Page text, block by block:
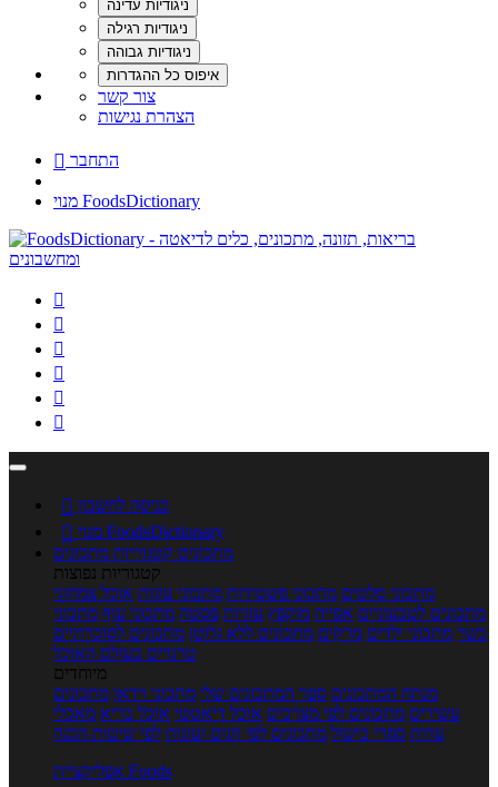
צור קשר
הצהרת נגישות
 התחבר
מנוי FoodsDictionary






 כניסה לחשבון

מנוי FoodsDictionary
מתכונים קטגוריות מתכונים
קטגוריות נפוצות
מתכוני סלטים מתכוני פשטידות מתכוני עוגות אוכל צמחוני
מתכונים לטבעוניים אפייה מוקפץ עוגיות פסטה מתכוני עוף מתכוני
בשר מתכוני ילדים מרקים מתכונים ללא גלוטן מתכונים לסוכרתיים
טרנדים בעולם האוכל
מיוחדים
מנתח המתכונים ספר המתכונים שלי מתכוני וידאו מתכונים
עשירים מתכונים לפי מצרכים אוכל דיאטטי אוכל בריא מאכלי
עדות ספרי בישול מתכונים לפי חגים ועונות לפי שיטות הכנה
אפליקציית Foods